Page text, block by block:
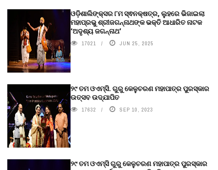
ଓଡ଼ିଶାଲିଙ୍କ୍ସର ୮ମ ସ୍ଵନକ୍ଷତ୍ର, ଲୁହରେ ଭିଜାଇଲା
ମହାପ୍ରଭୁ ଶ୍ରୀଜଗନ୍ନାଥଙ୍କ ଭକ୍ତି ଆଧାରିତ ନାଟକ
‘ଅଦୃଶ୍ୟ ଜଗନ୍ନାଥ‘
17021 JUN 25, 2025
୨୯ ତମ ଓଏମ୍‌ସି. ଗୁରୁ କେଳୁଚରଣ ମହାପାତ୍ର ପୁରସ୍କାର
ଉତ୍ସବ ଉଦ୍‍ଯାପିତ
17632 SEP 10, 2023
୨୯ ତମ ଓଏମ୍‌ସି ଗୁରୁ କେଳୁଚରଣ ମହାପାତ୍ର ପୁରସ୍କାର